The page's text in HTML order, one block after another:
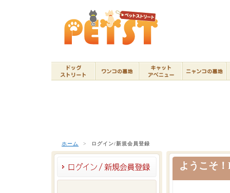
ホーム > ログイン/新規会員登録
ようこそ